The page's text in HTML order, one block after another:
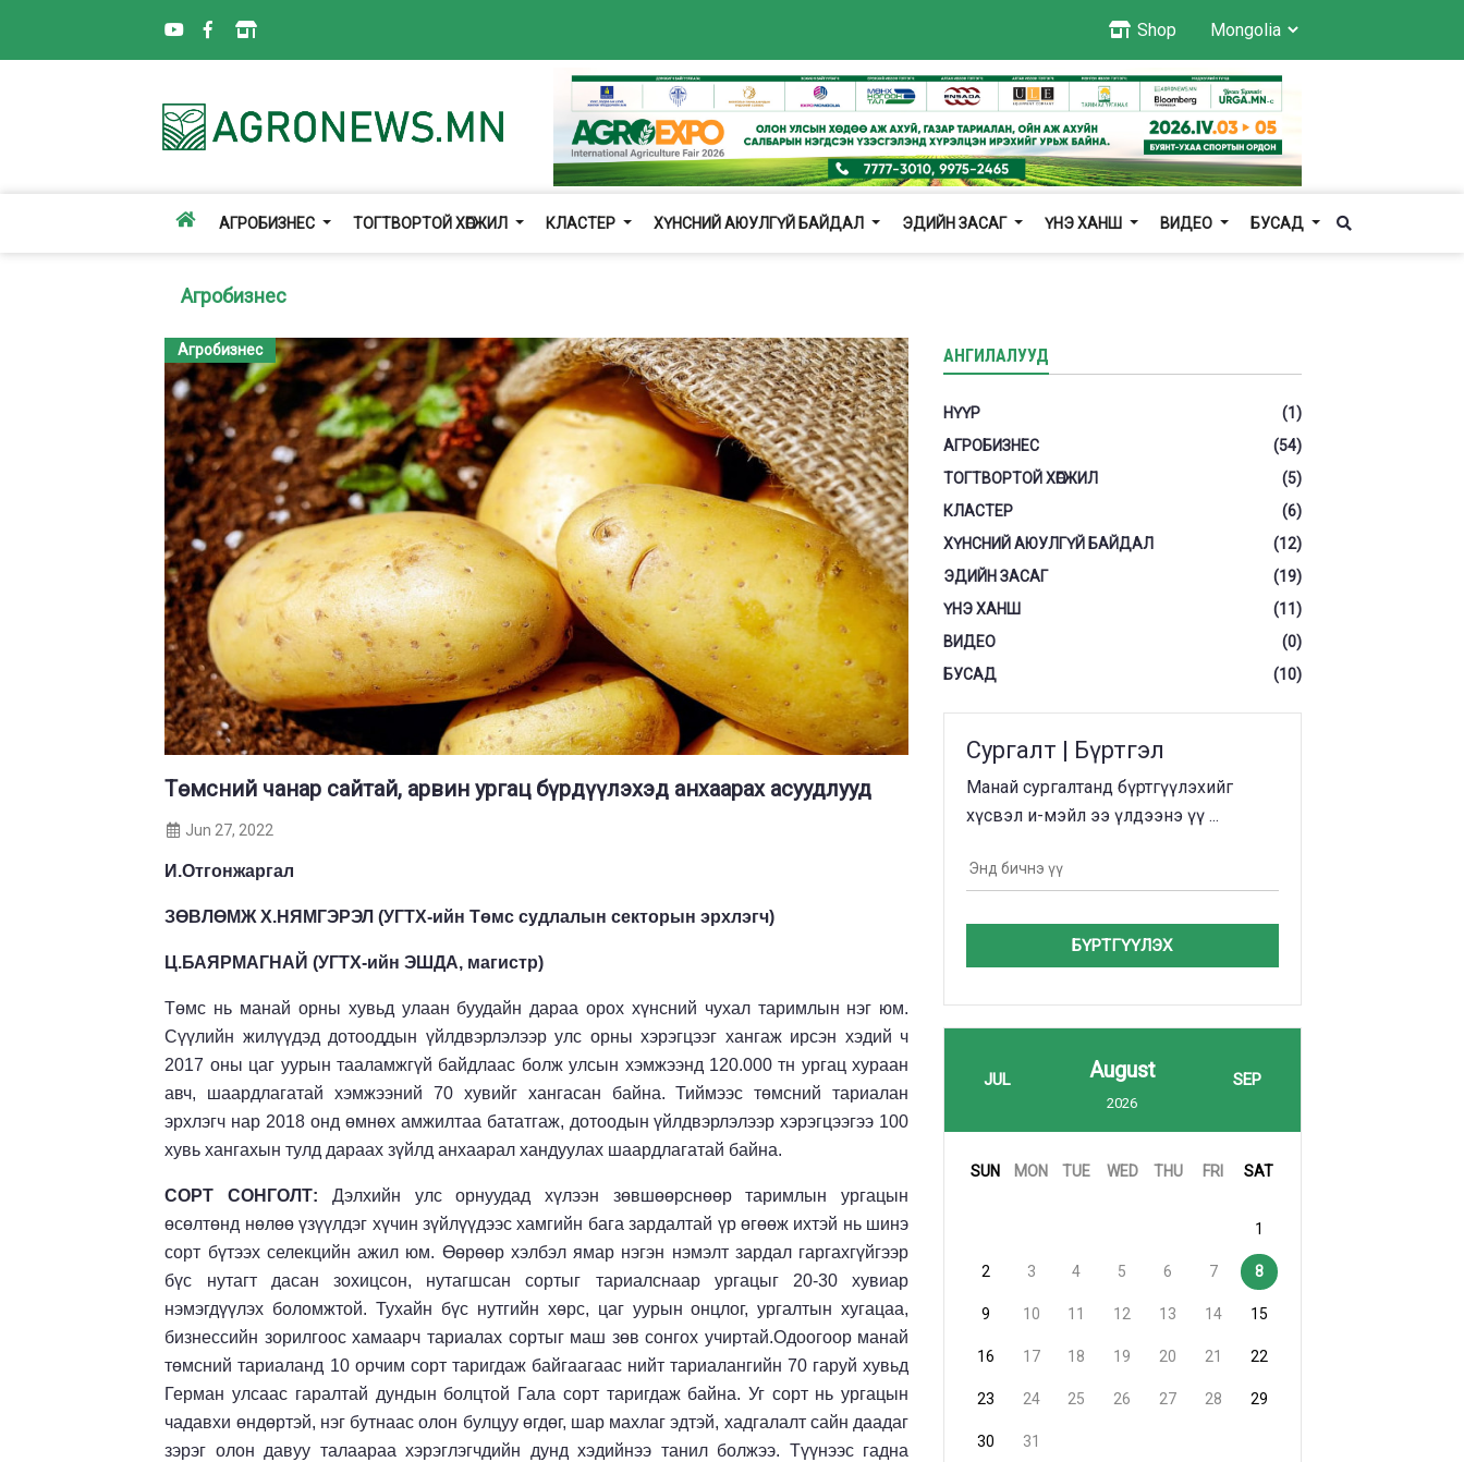
Shop
АГРОБИЗНЕС ТОГТВОРТОЙ ХӨГЖИЛ КЛАСТЕР ХҮНСНИЙ АЮУЛГҮЙ БАЙДАЛ ЭДИЙН ЗАСАГ ҮНЭ ХАНШ ВИДЕО БУСАД
Агробизнес
Агробизнес
Төмсний чанар сайтай, арвин ургац бүрдүүлэхэд анхаарах асуудлууд
Jun 27, 2022
И.Отгонжаргал
ЗӨВЛӨМЖ Х.НЯМГЭРЭЛ (УГТХ-ийн Төмс судлалын секторын эрхлэгч)
Ц.БАЯРМАГНАЙ (УГТХ-ийн ЭШДА, магистр)
Төмс нь манай орны хувьд улаан буудайн дараа орох хүнсний чухал таримлын нэг юм.
Сүүлийн жилүүдэд дотооддын үйлдвэрлэлээр улс орны хэрэгцээг хангаж ирсэн хэдий ч
2017 оны цаг уурын тааламжгүй байдлаас болж улсын хэмжээнд 120.000 тн ургац хураан
авч, шаардлагатай хэмжээний 70 хувийг хангасан байна. Тиймээс төмсний тариалан
эрхлэгч нар 2018 онд өмнөх амжилтаа бататгаж, дотоодын үйлдвэрлэлээр хэрэгцээгээ 100
хувь хангахын тулд дараах зүйлд анхаарал хандуулах шаардлагатай байна.
СОРТ СОНГОЛТ: Дэлхийн улс орнуудад хүлээн зөвшөөрснөөр таримлын ургацын
өсөлтөнд нөлөө үзүүлдэг хүчин зүйлүүдээс хамгийн бага зардалтай үр өгөөж ихтэй нь шинэ
сорт бүтээх селекцийн ажил юм. Өөрөөр хэлбэл ямар нэгэн нэмэлт зардал гаргахгүйгээр
бүс нутагт дасан зохицсон, нутагшсан сортыг тариалснаар ургацыг 20-30 хувиар
нэмэгдүүлэх боломжтой. Тухайн бүс нутгийн хөрс, цаг уурын онцлог, ургалтын хугацаа,
бизнессийн зорилгоос хамаарч тариалах сортыг маш зөв сонгох учиртай.Одоогоор манай
төмсний тариаланд 10 орчим сорт таригдаж байгаагаас нийт тариалангийн 70 гаруй хувьд
Герман улсаас гаралтай дундын болцтой Гала сорт таригдаж байна. Уг сорт нь ургацын
чадавхи өндөртэй, нэг бутнаас олон булцуу өгдөг, шар махлаг эдтэй, хадгалалт сайн даадаг
зэрэг олон давуу талаараа хэрэглэгчдийн дунд хэдийнээ танил болжээ. Түүнээс гадна
АНГИЛАЛУУД
НҮҮР
(1)
АГРОБИЗНЕС
(54)
ТОГТВОРТОЙ ХӨГЖИЛ
(5)
КЛАСТЕР
(6)
ХҮНСНИЙ АЮУЛГҮЙ БАЙДАЛ
(12)
ЭДИЙН ЗАСАГ
(19)
ҮНЭ ХАНШ
(11)
ВИДЕО
(0)
БУСАД
(10)
Сургалт | Бүртгэл
Манай сургалтанд бүртгүүлэхийг
хүсвэл и-мэйл ээ үлдээнэ үү ...
БҮРТГҮҮЛЭХ
JUL August
2026
SEP
SUN MON TUE WED THU FRI SAT
1
2 3 4 5 6 7 8
9 10 11 12 13 14 15
16 17 18 19 20 21 22
23 24 25 26 27 28 29
30 31